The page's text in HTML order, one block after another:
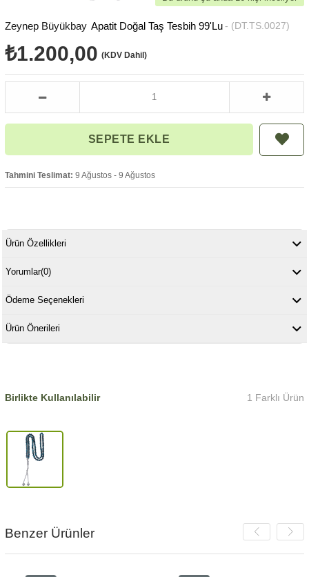
Zeynep Büyükbay Apatit Doğal Taş Tesbih 99'Lu (DT.TS.0027)
₺1.200,00 (KDV Dahil)
Tahmini Teslimat: 9 Ağustos - 9 Ağustos
Ürün Özellikleri
Yorumlar(0)
Ödeme Seçenekleri
Ürün Önerileri
Birlikte Kullanılabilir 1 Farklı Ürün
Benzer Ürünler